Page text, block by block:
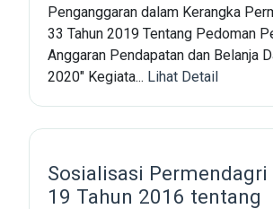
Penganggaran dalam Kerangka
33 Tahun 2019 Tentang Pedoman
Anggaran Pendapatan dan Belanja
2020" Kegiata... Lihat Detail
Sosialisasi
19 Tahun 2016 tentang